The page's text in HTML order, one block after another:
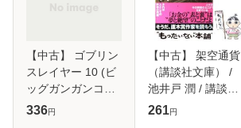
【中古】 ゴブリン
スレイヤー 10 (ビ
ッグガンガンコミ
ックス) / 蝸牛く
336円
【中古】 架空通貨
（講談社文庫） /
池井戸 潤 / 講談社
[文庫]【メール便送
261円